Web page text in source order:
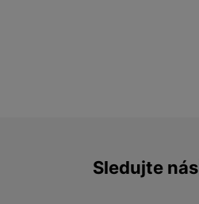
Sledujte nás